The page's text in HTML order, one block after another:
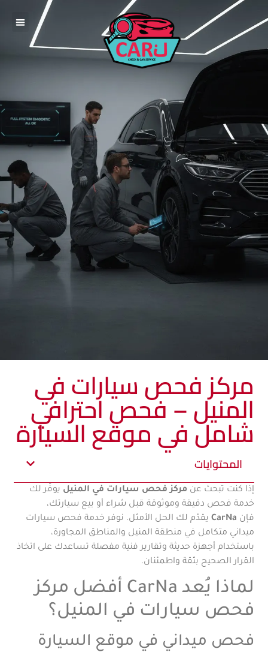
مركز فحص سيارات في
المنيل – فحص احترافي
شامل في موقع السيارة
المحتوايات
إذا كنت تبحث عن مركز فحص سيارات في المنيل يوفّر لك
خدمة فحص دقيقة وموثوقة قبل شراء أو بيع سيارتك،
فإن CarNa يقدّم لك الحل الأمثل. نوفر خدمة فحص سيارات
ميداني متكامل في منطقة المنيل والمناطق المجاورة،
باستخدام أجهزة حديثة وتقارير فنية مفصلة تساعدك على اتخاذ
القرار الصحيح بثقة واطمئنان.
لماذا يُعد CarNa أفضل مركز
فحص سيارات في المنيل؟
فحص ميداني في موقع السيارة